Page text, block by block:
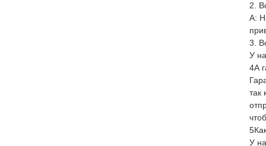
2.
A:
3.
У
4А
так
У